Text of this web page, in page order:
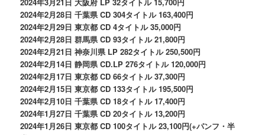
2024年2月28日 千葉県 CD 304タイトル 163,400円
2024年2月29日 東京都 CD 4タイトル 35,000円
2024年2月28日 群馬県 CD 93タイトル 21,800円
2024年2月21日 神奈川県 LP 282タイトル 250,500円
2024年2月14日 静岡県 CD.LP 276タイトル 120,000円
2024年2月17日 東京都 CD 66タイトル 37,300円
2024年2月15日 東京都 CD 133タイトル 195,500円
2024年2月10日 千葉県 CD 18タイトル 17,400円
2024年1月27日 千葉県 CD 20タイトル 13,200円
2024年1月26日 東京都 CD 100タイトル 23,100円(+パンフ・半